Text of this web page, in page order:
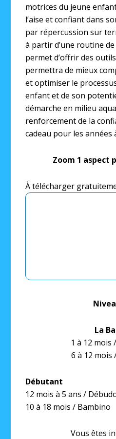
motrices du jeune
l’aise et confiant dans
par répercussion sur
à partir d’une routine
permet d’offrir des
permettra de mieux
et optimiser le
enfant et de son
démarche en milieu
renforcement de la
cadeau pour les années
Zoom 1 aspect
À télécharger
La
1 à 12 mois
6 à 12 mois
Débutant
12 mois à 5 ans /
10 à 18 mois / Bambino
Vous êtes